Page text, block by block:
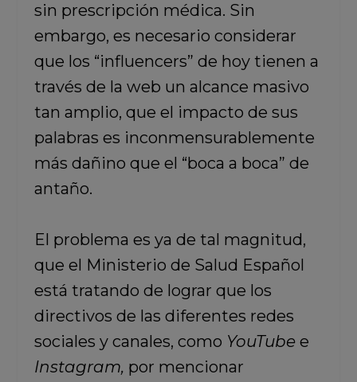
sin prescripción médica. Sin
embargo, es necesario considerar
que los “influencers” de hoy tienen a
través de la web un alcance masivo
tan amplio, que el impacto de sus
palabras es inconmensurablemente
más dañino que el “boca a boca” de
antaño.
El problema es ya de tal magnitud,
que el Ministerio de Salud Español
está tratando de lograr que los
directivos de las diferentes redes
sociales y canales, como YouTubee
Instagram, por mencionar